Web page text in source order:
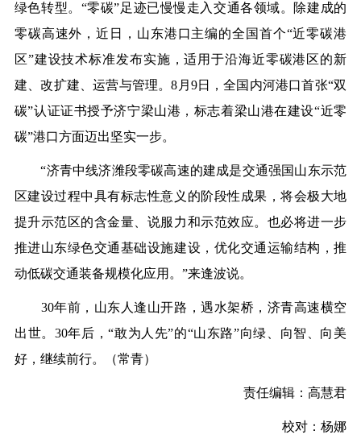
绿色转型。“零碳”足迹已慢慢走入交通各领域。除建成的
零碳高速外，近日，山东港口主编的全国首个“近零碳港
区”建设技术标准发布实施，适用于沿海近零碳港区的新
建、改扩建、运营与管理。8月9日，全国内河港口首张“双
碳”认证证书授予济宁梁山港，标志着梁山港在建设“近零
碳”港口方面迈出坚实一步。
“济青中线济潍段零碳高速的建成是交通强国山东示范
区建设过程中具有标志性意义的阶段性成果，将会极大地
提升示范区的含金量、说服力和示范效应。也必将进一步
推进山东绿色交通基础设施建设，优化交通运输结构，推
动低碳交通装备规模化应用。”来逢波说。
30年前，山东人逢山开路，遇水架桥，济青高速横空
出世。30年后，“敢为人先”的“山东路”向绿、向智、向美
好，继续前行。（常青）
责任编辑：高慧君
校对：杨娜